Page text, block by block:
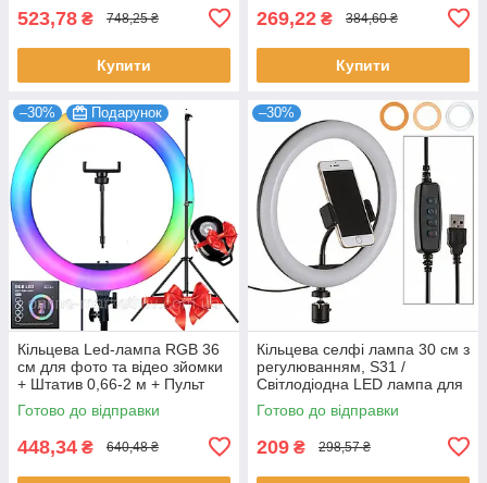
523,78 ₴ 748,25 ₴
Купити
269,22 ₴ 384,60 ₴
Купити
–30% Подарунок
Кільцева Led-лампа RGB 36
см для фото та відео зйомки
+ Штатив 0,66-2 м + Пульт
для селфи!
Готово до відправки
448,34 ₴ 640,48 ₴
–30%
Кільцева селфі лампа 30 см з
регулюванням, S31 /
Світлодіодна LED лампа для
блогерів
Готово до відправки
209 ₴ 298,57 ₴